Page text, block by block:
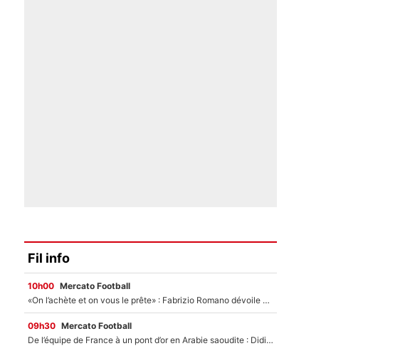
Fil info
10h00 Mercato Football
«On l’achète et on vous le prête» : Fabrizio Romano dévoile déjà la stratégie du PSG avec le transfert de Zion Suzuki !
09h30 Mercato Football
De l’équipe de France à un pont d’or en Arabie saoudite : Didier Deschamps a donné sa réponse !